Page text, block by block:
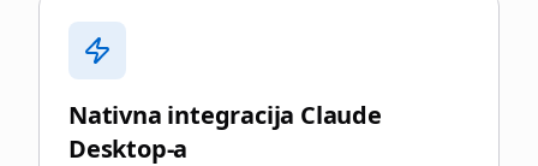
Nativna integracija Claude
Desktop-a